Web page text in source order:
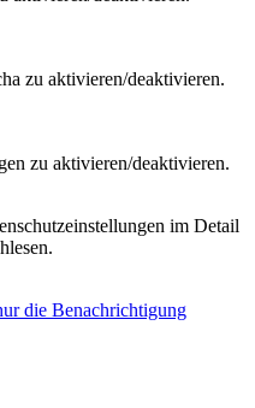
zu aktivieren/deaktivieren.
zu aktivieren/deaktivieren.
im Detail
die Benachrichtigung